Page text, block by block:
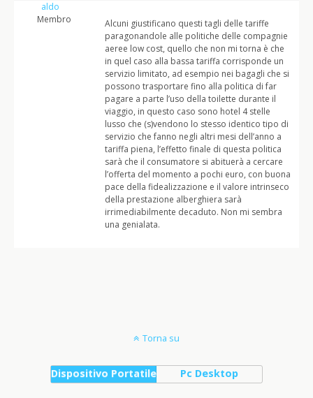
aldo
Membro
Alcuni giustificano questi tagli delle tariffe
paragonandole alle politiche delle compagnie
aeree low cost, quello che non mi torna è che
in quel caso alla bassa tariffa corrisponde un
servizio limitato, ad esempio nei bagagli che si
possono trasportare fino alla politica di far
pagare a parte l’uso della toilette durante il
viaggio, in questo caso sono hotel 4 stelle
lusso che (s)vendono lo stesso identico tipo di
servizio che fanno negli altri mesi dell’anno a
tariffa piena, l’effetto finale di questa politica
sarà che il consumatore si abituerà a cercare
l’offerta del momento a pochi euro, con buona
pace della fidealizzazione e il valore intrinseco
della prestazione alberghiera sarà
irrimediabilmente decaduto. Non mi sembra
una genialata.
Torna su
Dispositivo Portatile Pc Desktop